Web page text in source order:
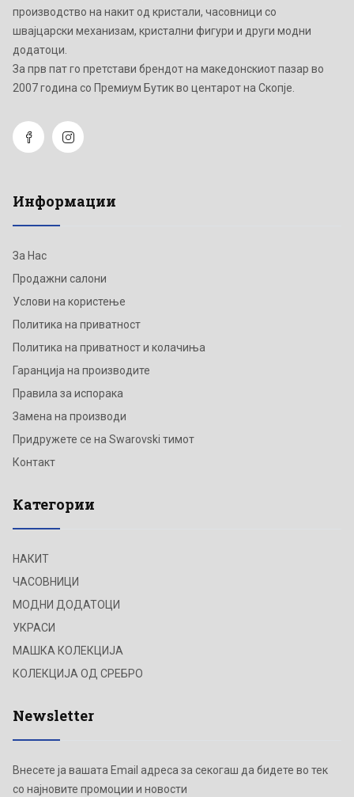
производство на накит од кристали, часовници со
швајцарски механизам, кристални фигури и други модни
додатоци.
Зa прв пат го претстави брендот на македонскиот пазар во
2007 година со Премиум Бутик во центарот на Скопје.
Информации
За Нас
Продажни салони
Услови на користење
Политика на приватност
Политика на приватност и колачиња
Гаранција на производите
Правила за испорака
Замена на производи
Придружете се на Swarovski тимот
Контакт
Категории
НАКИТ
ЧАСОВНИЦИ
МОДНИ ДОДАТОЦИ
УКРАСИ
МАШКА КОЛЕКЦИЈА
КОЛЕКЦИЈА ОД СРЕБРО
Newsletter
Внесете ја вашата Email адреса за секогаш да бидете во тек
со најновите промоции и новости